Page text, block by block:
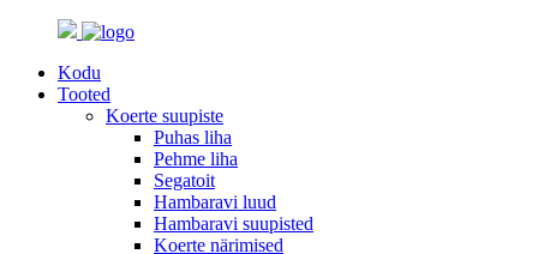
Kodu
Tooted
Koerte suupiste
Puhas liha
Pehme liha
Segatoit
Hambaravi luud
Hambaravi suupisted
Koerte närimised